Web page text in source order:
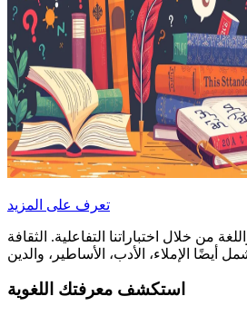
تعرف على المزيد
من خلال اختباراتنا التفاعلية. الثقافة
استكشف معرفتك اللغوية